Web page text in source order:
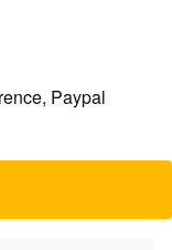
Paypal